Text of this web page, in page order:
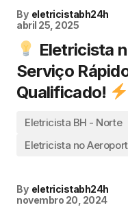
By eletricistabh24h
abril 25, 2025
Eletricista
Serviço
Qualificado!
Eletricista BH - Norte
Eletricista no
By eletricistabh24h
novembro 20, 2024